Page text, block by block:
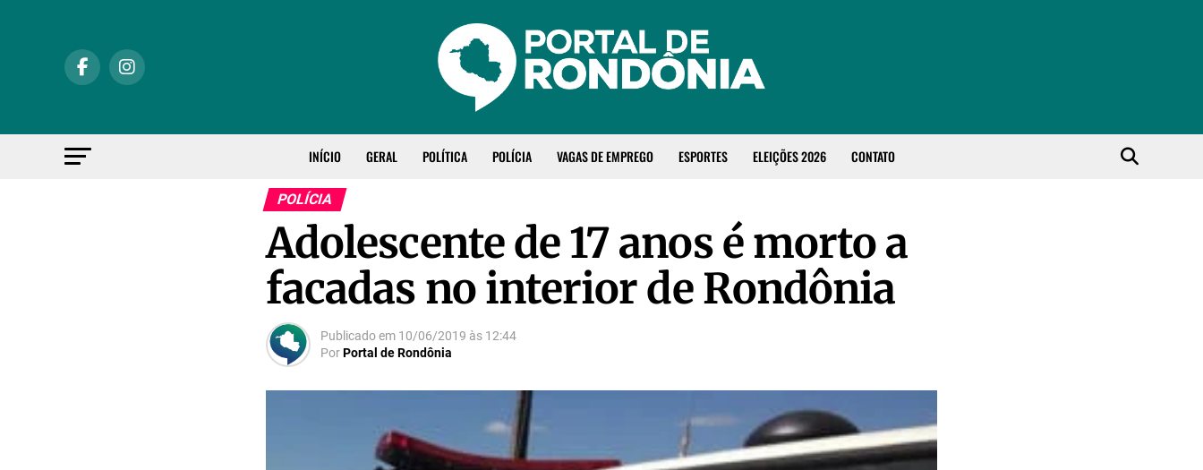
INÍCIO GERAL POLÍTICA POLÍCIA VAGAS DE EMPREGO ESPORTES ELEIÇÕES 2026 CONTATO
POLÍCIA
Adolescente de 17 anos é morto a
facadas no interior de Rondônia
Publicado em 10/06/2019 às 12:44
PorPortal de Rondônia